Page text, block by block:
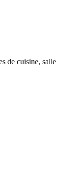
cuisine,